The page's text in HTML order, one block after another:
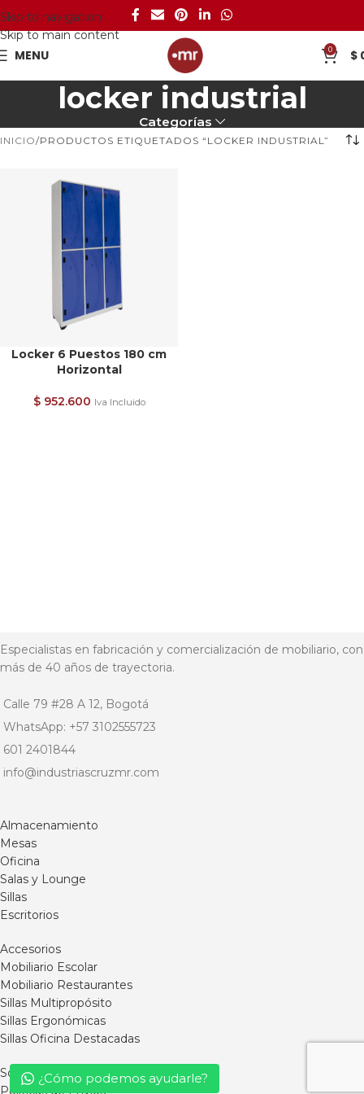
Skip to navigation
Skip to main content
MENU 0 $
locker industrial
Categorías
INICIO PRODUCTOS ETIQUETADOS “LOCKER INDUSTRIAL”
Locker 6 Puestos 180 cm
Horizontal
$952.600 Iva Incluido
Especialistas en fabricación y comercialización de mobiliario, con
más de 40 años de trayectoria.
Calle 79 #28 A 12, Bogotá
WhatsApp: +57 3102555723
601 2401844
info@industriascruzmr.com
Almacenamiento
Mesas
Oficina
Salas y Lounge
Sillas
Escritorios
Accesorios
Mobiliario Escolar
Mobiliario Restaurantes
Sillas Multipropósito
Sillas Ergonómicas
Sillas Oficina Destacadas
Somos MR
Políticas de Envíos
¿Cómo podemos ayudarle?